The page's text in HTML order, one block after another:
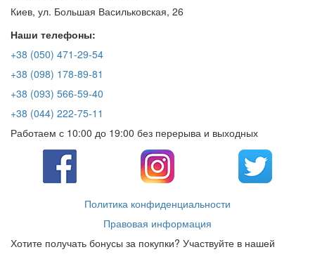
Киев, ул. Большая Васильковская, 26
Наши телефоны:
+38 (050) 471-29-54
+38 (098) 178-89-81
+38 (093) 566-59-40
+38 (044) 222-75-11
Работаем с 10:00 до 19:00 без перерыва и выходных
Политика конфиденциальности
Правовая информация
Хотите получать бонусы за покупки? Участвуйте в нашей